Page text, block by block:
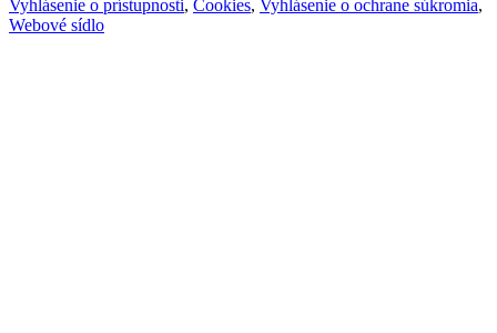
Vyhlásenie o prístupnosti, Cookies, Vyhlásenie o ochrane súkromia,
Webové sídlo